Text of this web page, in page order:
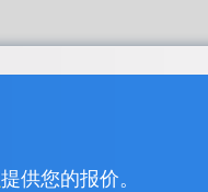
提供您的报价。